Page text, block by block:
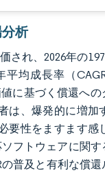
析
れ、2026年の
均成長率（
に基づく償還へ
は、爆発的に増加
要性をますます感
フトウェアに関
普及と有利な償